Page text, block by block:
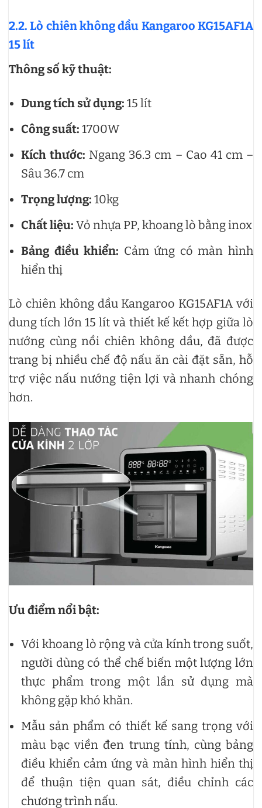
2.2. Lò chiên không dầu Kangaroo KG15AF1A
15 lít
Thông số kỹ thuật:
Dung tích sử dụng: 15 lít
Công suất: 1700W
Kích thước: Ngang 36.3 cm – Cao 41 cm –
Sâu 36.7 cm
Trọng lượng: 10kg
Chất liệu: Vỏ nhựa PP, khoang lò bằng inox
Bảng điều khiển: Cảm ứng có màn hình
hiển thị
Lò chiên không dầu Kangaroo KG15AF1A với
dung tích lớn 15 lít và thiết kế kết hợp giữa lò
nướng cùng nồi chiên không dầu, đã được
trang bị nhiều chế độ nấu ăn cài đặt sẵn, hỗ
trợ việc nấu nướng tiện lợi và nhanh chóng
hơn.
Ưu điểm nổi bật:
Với khoang lò rộng và cửa kính trong suốt,
người dùng có thể chế biến một lượng lớn
thực phẩm trong một lần sử dụng mà
không gặp khó khăn.
Mẫu sản phẩm có thiết kế sang trọng với
màu bạc viền đen trung tính, cùng bảng
điều khiển cảm ứng và màn hình hiển thị
để thuận tiện quan sát, điều chỉnh các
chương trình nấu.